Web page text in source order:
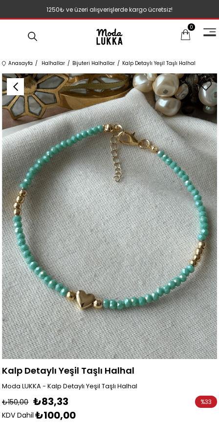
1250₺ ve üzeri alışverişlerde kargo ücretsiz!
0
Anasayfa Halhallar Bijuteri Halhallar Kalp Detaylı Yeşil Taşlı Halhal
Kalp Detaylı Yeşil Taşlı Halhal
Moda LUKKA - Kalp Detaylı Yeşil Taşlı Halhal
₺150,00 ₺83,33
KDV Dahil ₺100,00
%33